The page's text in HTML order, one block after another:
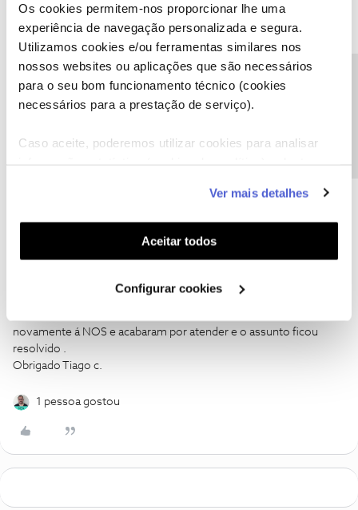
Os cookies permitem-nos proporcionar lhe uma
experiência de navegação personalizada e segura.
Utilizamos cookies e/ou ferramentas similares nos
nossos websites ou aplicações que são necessários
para o seu bom funcionamento técnico (cookies
necessários para a prestação de serviço).
Caso aceite, poderemos utilizar cookies para analisar
funcionalidades (cookies de personalização e
funcionalidade) e adaptar anúncios aos seus interesses
(cookies de publicidade personalizada). Pode gerir a
utilização dos cookies clicando em "Configurar
Ver mais detalhes
Aceitar todos
Configurar cookies
Tiago C. Forum|Forum|7 years ago
Bem-vinda ao Fórum NOS,@Bella.
Já experimentou reiniciar a box? A dificuldade ainda se mantem?
Ajude a comunidade a encontrar informação relevante. Marque
Forum|Forum|7 years ago
novamente á NOS e acabaram por atender e o assunto ficou
resolvido .
Obrigado Tiago c.
1 pessoa gostou